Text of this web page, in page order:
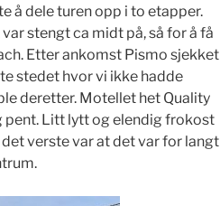
å dele turen opp i to etapper.
stengt ca midt på, så for å få
Etter ankomst Pismo sjekket
stedet hvor vi ikke hadde
deretter. Motellet het Quality
pent. Litt lytt og elendig frokost
verste var at det var for langt